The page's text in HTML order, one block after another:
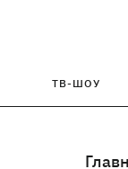
ТВ-ШОУ